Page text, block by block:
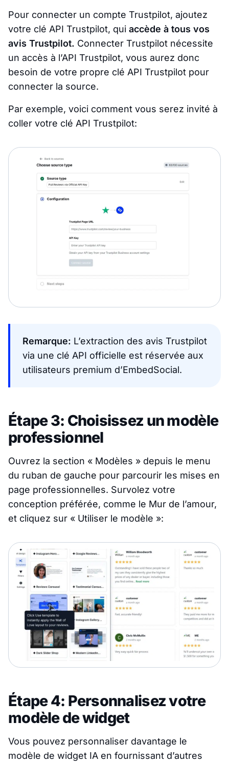
Pour connecter un compte Trustpilot, ajoutez
votre clé API Trustpilot, qui accède à tous vos
avis Trustpilot. Connecter Trustpilot nécessite
un accès à l’API Trustpilot, vous aurez donc
besoin de votre propre clé API Trustpilot pour
connecter la source.
Par exemple, voici comment vous serez invité à
coller votre clé API Trustpilot:
Remarque: L’extraction des avis Trustpilot
via une clé API officielle est réservée aux
utilisateurs premium d’EmbedSocial.
Étape 3: Choisissez un modèle
professionnel
Ouvrez la section « Modèles » depuis le menu
du ruban de gauche pour parcourir les mises en
page professionnelles. Survolez votre
conception préférée, comme le Mur de l’amour,
et cliquez sur « Utiliser le modèle »:
Étape 4: Personnalisez votre
modèle de widget
Vous pouvez personnaliser davantage le
modèle de widget IA en fournissant d’autres